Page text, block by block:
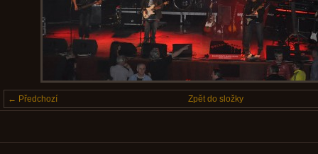
← Předchozí Zpět do složky